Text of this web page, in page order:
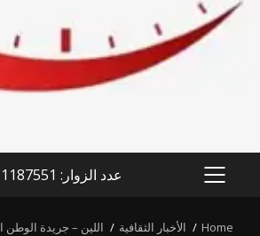
PRIMARY
عدد الزوار: 1187551
Home الأخبار الثقافية اللين – جريدة الوطن